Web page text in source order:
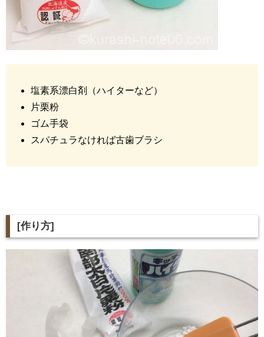
塩素系漂白剤（ハイターなど）
片栗粉
ゴム手袋
スパチュラなければ古歯ブラシ
[作り方]